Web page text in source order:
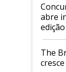
abre
cafés
The
cresce